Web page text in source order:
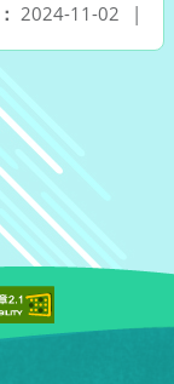
2024-11-02 |